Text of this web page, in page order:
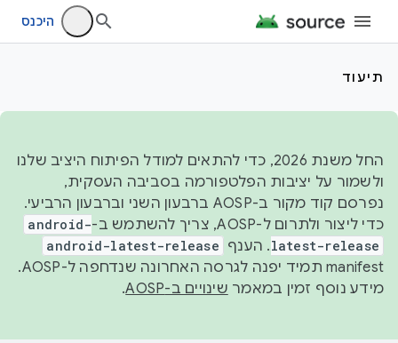
היכנס
תיעוד
החל משנת 2026, כדי להתאים למודל הפיתוח היציב שלנו
ולשמור על יציבות הפלטפורמה בסביבה העסקית,
נפרסם קוד מקור ב-AOSP ברבעון השני וברבעון הרביעי.
כדי ליצור ולתרום ל-AOSP, צריך להשתמש ב-
android-
latest-release. הענף android-latest-release
manifest תמיד יפנה לגרסה האחרונה שנדחפה ל-AOSP.
מידע נוסף זמין במאמר שינויים ב-AOSP .